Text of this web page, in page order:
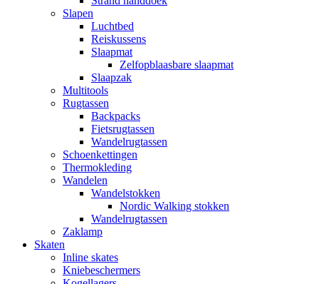
Slapen
Luchtbed
Reiskussens
Slaapmat
Zelfopblaasbare slaapmat
Slaapzak
Multitools
Rugtassen
Backpacks
Fietsrugtassen
Wandelrugtassen
Schoenkettingen
Thermokleding
Wandelen
Wandelstokken
Nordic Walking stokken
Wandelrugtassen
Zaklamp
Skaten
Inline skates
Kniebeschermers